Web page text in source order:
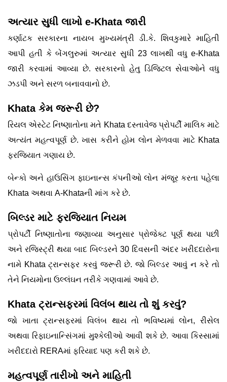
અત્યાર સુધી લાખો e-Khata જારી
કર્ણાટક સરકારના નાયબ મુખ્યમંત્રી ડી.કે. શિવકુમારે માહિતી
આપી હતી કે બેંગલુરુમાં અત્યાર સુધી 23 લાખથી વધુ e-Khata
જારી કરવામાં આવ્યા છે. સરકારનો હેતુ ડિજિટલ સેવાઓને વધુ
ઝડપી અને સરળ બનાવવાનો છે.
Khata કેમ જરૂરી છે?
રિયલ એસ્ટેટ નિષ્ણાતોના મતે Khata દસ્તાવેજ પ્રોપર્ટી માલિક માટે
અત્યંત મહત્વપૂર્ણ છે. ખાસ કરીને હોમ લોન મેળવવા માટે Khata
ફરજિયાત ગણાય છે.
બેન્કો અને હાઉસિંગ ફાઇનાન્સ કંપનીઓ લોન મંજૂર કરતા પહેલા
Khata અથવા A-Khataની માંગ કરે છે.
બિલ્ડર માટે ફરજિયાત નિયમ
પ્રોપર્ટી નિષ્ણાતોના જણાવ્યા અનુસાર પ્રોજેક્ટ પૂર્ણ થયા પછી
અને રજિસ્ટ્રી થયા બાદ બિલ્ડરને 30 દિવસની અંદર ખરીદદારોના
નામે Khata ટ્રાન્સફર કરવું જરૂરી છે. જો બિલ્ડર આવું ન કરે તો
તેને નિયમોના ઉલ્લંઘન તરીકે ગણવામાં આવે છે.
Khata ટ્રાન્સફરમાં વિલંબ થાય તો શું કરવું?
જો ખાતા ટ્રાન્સફરમાં વિલંબ થાય તો ભવિષ્યમાં લોન, રીસેલ
અથવા રિફાઇનાન્સિંગમાં મુશ્કેલીઓ આવી શકે છે. આવા કિસ્સામાં
ખરીદદારો RERAમાં ફરિયાદ પણ કરી શકે છે.
મહત્વપૂર્ણ તારીખો અને માહિતી